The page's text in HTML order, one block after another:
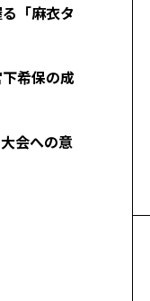
「麻衣タ
希保の成
会への意